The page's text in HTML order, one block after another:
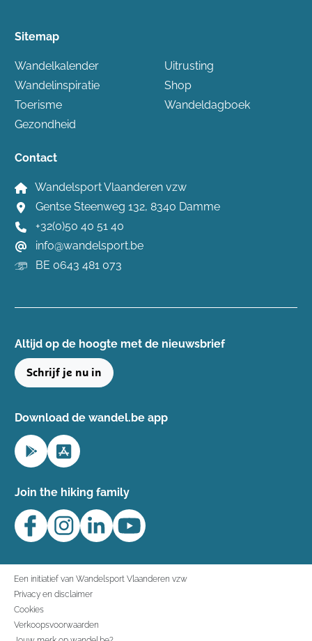
Sitemap
Wandelkalender
Wandelinspiratie
Toerisme
Gezondheid
Uitrusting
Shop
Wandeldagboek
Contact
Wandelsport Vlaanderen vzw
Gentse Steenweg 132, 8340 Damme
+32(0)50 40 51 40
info@wandelsport.be
BE 0643 481 073
Altijd op de hoogte ​met de nieuwsbrief
Schrijf je nu in
Download de wandel.be app
Join the hiking family
Een initiatief van Wandelsport Vlaanderen vzw
Privacy en disclaimer
Cookies
Verkoopsvoorwaarden